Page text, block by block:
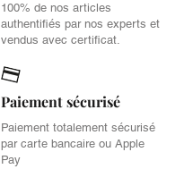
100% de nos articles
authentifiés par nos experts et
vendus avec certificat.
Paiement sécurisé
Paiement totalement sécurisé
par carte bancaire ou Apple
Pay